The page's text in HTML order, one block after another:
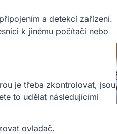
a detekcí zařízení.
k jinému počítači nebo
je třeba zkontrolovat, jsou
to udělat následujícími
ovladač.